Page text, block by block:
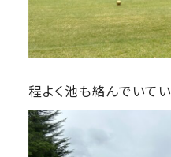
程よく池も絡んでいて